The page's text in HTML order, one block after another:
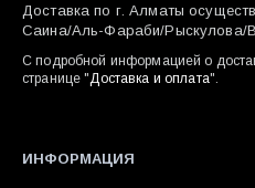
Доставка по г. Алматы
Саина/Аль-Фараби/Рыскулова/
С подробной информацией о
странице " Доставка и оплата".
ИНФОРМАЦИЯ